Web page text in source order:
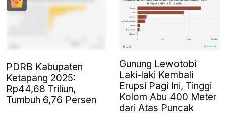
PDRB Kabupaten
Ketapang 2025:
Rp44,68 Triliun,
Tumbuh 6,76 Persen
Gunung Lewotobi
Laki-laki Kembali
Erupsi Pagi Ini, Tinggi
Kolom Abu 400 Meter
dari Atas Puncak